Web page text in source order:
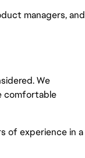
managers, and
We
comfortable
of experience in a